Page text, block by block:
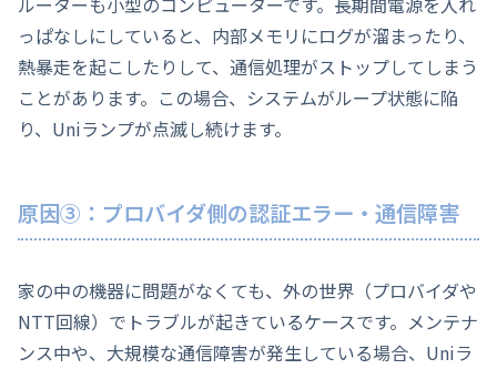
っぱなしにしていると、内部メモリにログが溜まったり、
熱暴走を起こしたりして、通信処理がストップしてしまう
ことがあります。この場合、システムがループ状態に陥
り、Uniランプが点滅し続けます。
原因③：プロバイダ側の認証エラー・通信障害
家の中の機器に問題がなくても、外の世界（プロバイダや
NTT回線）でトラブルが起きているケースです。メンテナ
ンス中や、大規模な通信障害が発生している場合、Uniラ